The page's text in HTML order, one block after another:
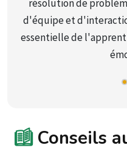
résolution de
d'équipe et
essentielle de
Conseils